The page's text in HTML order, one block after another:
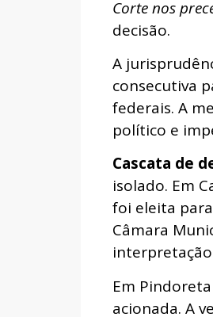
Corte nos
decisão.
A
consecutiva
federais. A
político e
Cascata de
isolado. Em
foi eleita
Câmara
Em
acionada. A